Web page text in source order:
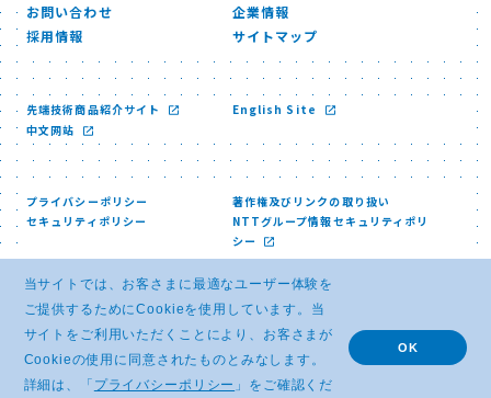
お問い合わせ
企業情報
採用情報
サイトマップ
先端技術商品紹介サイト
English Site
中文网站
プライバシーポリシー
著作権及びリンクの取り扱い
セキュリティポリシー
NTTグループ情報セキュリティポリ
シー
© NTT ADVANCED TECHNOLOGY CORPORATION
当サイトでは、お客さまに最適なユーザー体験を
ご提供するためにCookieを使用しています。当
サイトをご利用いただくことにより、お客さまが
Cookieの使用に同意されたものとみなします。
詳細は、「 プライバシーポリシー 」をご確認くだ
OK